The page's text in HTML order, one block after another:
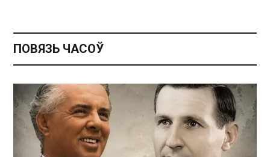
ПОВЯЗЬ ЧАСОЎ